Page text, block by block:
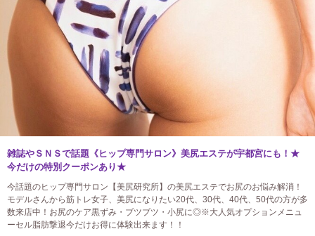
雑誌やＳＮＳで話題《ヒップ専門サロン》美尻エステが宇都宮にも！★
今だけの特別クーポンあり★
今話題のヒップ専門サロン【美尻研究所】の美尻エステでお尻のお悩み解消！
モデルさんから筋トレ女子、美尻になりたい20代、30代、40代、50代の方が多
数来店中！お尻のケア黒ずみ・ブツブツ・小尻に◎※大人気オプションメニュ
ーセル脂肪撃退今だけお得に体験出来ます！！